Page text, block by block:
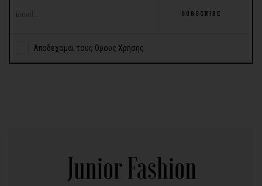
SUBSCRIBE
Αποδέχομαι τους Όρους Χρήσης